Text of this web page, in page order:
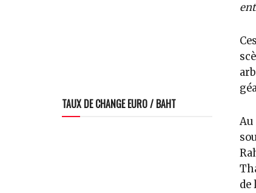
Au
de
TAUX DE CHANGE EURO / BAHT